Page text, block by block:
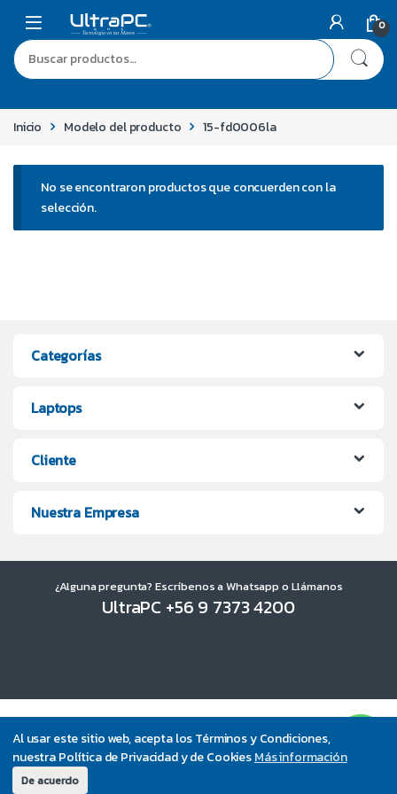
Al usar este sitio web, acepta los Términos y Condiciones,
nuestra Política de Privacidad y de CookiesMás información
De acuerdo
0
Inicio Modelo del producto 15-fd0006la
No se encontraron productos que concuerden con la
selección.
Categorías
Laptops
Cliente
Nuestra Empresa
¿Alguna pregunta? Escríbenos a Whatsapp o Llámanos
UltraPC +56 9 7373 4200